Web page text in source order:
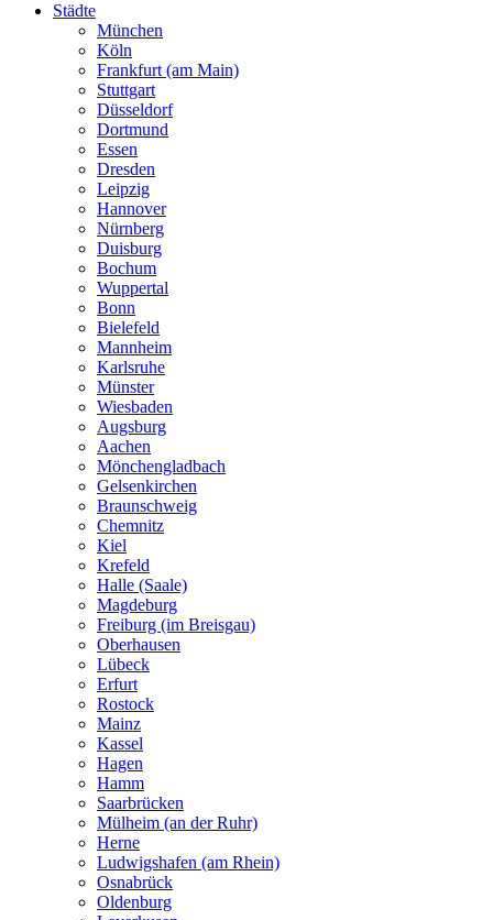
Städte
München
Köln
Frankfurt (am Main)
Stuttgart
Düsseldorf
Dortmund
Essen
Dresden
Leipzig
Hannover
Nürnberg
Duisburg
Bochum
Wuppertal
Bonn
Bielefeld
Mannheim
Karlsruhe
Münster
Wiesbaden
Augsburg
Aachen
Mönchengladbach
Gelsenkirchen
Braunschweig
Chemnitz
Kiel
Krefeld
Halle (Saale)
Magdeburg
Freiburg (im Breisgau)
Oberhausen
Lübeck
Erfurt
Rostock
Mainz
Kassel
Hagen
Hamm
Saarbrücken
Mülheim (an der Ruhr)
Herne
Ludwigshafen (am Rhein)
Osnabrück
Oldenburg